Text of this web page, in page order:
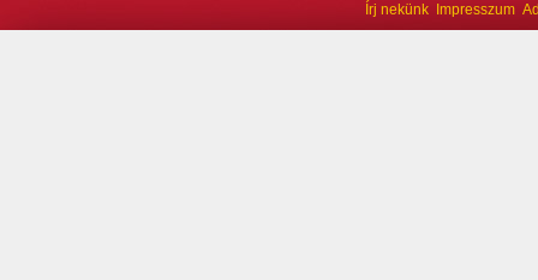
Írj nekünk
Impresszum